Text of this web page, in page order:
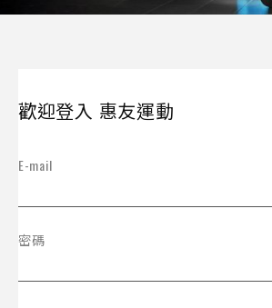
歡迎登入 惠友運動
E-mail
密碼